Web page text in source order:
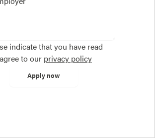
indicate that you have read
to our privacy policy